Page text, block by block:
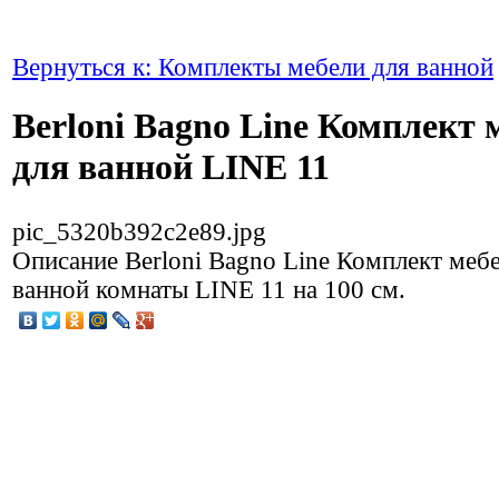
Вернуться к: Комплекты мебели для ванной
Berloni Bagno Line Комплект
для ванной LINE 11
pic_5320b392c2e89.jpg
Описание Berloni Bagno Line Комплект
ванной комнаты LINE 11 на 100 см.